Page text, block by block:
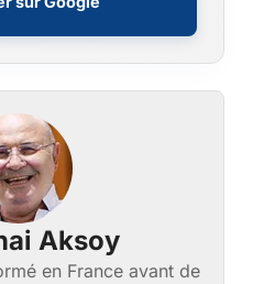
Aksoy
en France avant de